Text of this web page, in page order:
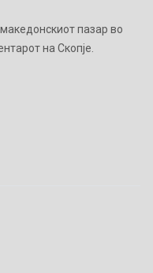
пазар во
на Скопје.